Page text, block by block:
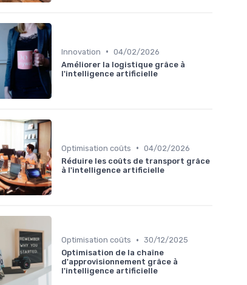
Innovation • 04/02/2026
Améliorer la logistique grâce à
l'intelligence artificielle
Optimisation coûts • 04/02/2026
Réduire les coûts de transport grâce
à l'intelligence artificielle
Optimisation coûts • 30/12/2025
Optimisation de la chaîne
d'approvisionnement grâce à
l'intelligence artificielle